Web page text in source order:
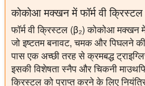
कोकोआ मक्खन में फॉर्म वी क्रिस्टल
फॉर्म वी क्रिस्टल (β₂) कोकोआ
जो इष्टतम बनावट, चमक और पिघलने
पास एक अच्छी तरह से क्रमबद्ध
इसकी विशेषता स्नैप और चिकनी
क्रिस्टल को प्राप्त करने के लिए